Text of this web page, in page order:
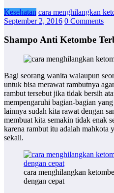
Kesehatan cara menghilangkan
September 2, 2016 0 Comments
Shampo Anti Ketombe
Bagi seorang wanita walaupun
untuk bisa merawat rambutnya
rambut tersebut jika tidak bersih
mempengaruhi bagian-bagian
lainnya sudah kita rawat dengan
membuat kita semakin tidak enak
karena rambut itu adalah mahkota
sekali.
cara menghilangkan ketombe
dengan cepat